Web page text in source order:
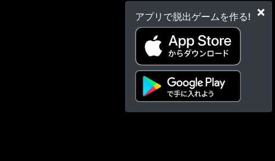
×
アプリで脱出ゲームを作る!